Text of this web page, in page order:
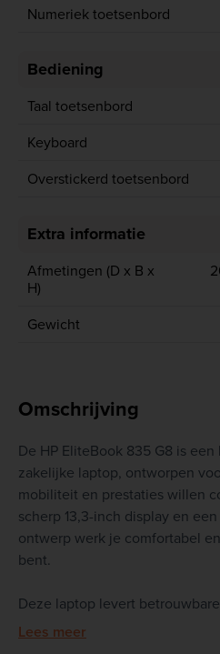
Numeriek toetsenbord
Bediening
Taal toetsenbord
Keyboard
Overstickerd toetsenbord
Extra informatie
Afmetingen (D x B x
H)
Gewicht
Omschrijving
De HP EliteBook 835 G8 is
zakelijke laptop, ontworpen
mobiliteit en prestaties willen
scherp 13,3-inch display en
ontwerp werk je comfortabel
bent.
Deze laptop levert
nieuwste technologieën en
Lees meer